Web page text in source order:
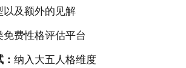
以及额外的见解
免费性格评估平台
纳入大五人格维度